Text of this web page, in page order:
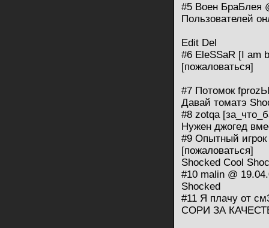
#5 Воен БраБлея
Пользователей
Edit Del
#6 EleSSaR [I am
[пожаловаться]
#7 Потомок
Давай томатэ
#8 zotqa
Нужен джогед
#9 Опытный
[пожаловаться]
Shocked Cool
#10 malin @
Shocked
#11 Я плачу от
CОРИ ЗА